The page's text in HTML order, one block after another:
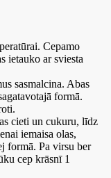
Cepamo
ietauko ar sviesta
sasmalcina. Abas
formā.
cieti un cukuru, līdz
iemaisa olas,
formā. Pa virsu ber
cep krāsnī 1